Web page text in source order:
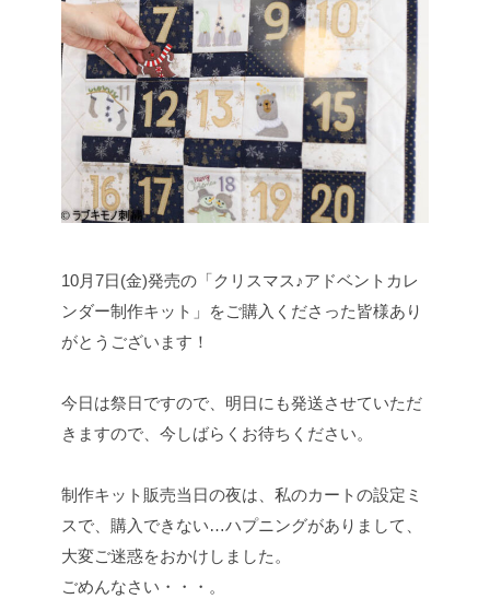
10月7日(金)発売の「クリスマス♪アドベントカレ
ンダー制作キット」をご購入くださった皆様あり
がとうございます！
今日は祭日ですので、明日にも発送させていただ
きますので、今しばらくお待ちください。
制作キット販売当日の夜は、私のカートの設定ミ
スで、購入できない…ハプニングがありまして、
大変ご迷惑をおかけしました。
ごめんなさい・・・。